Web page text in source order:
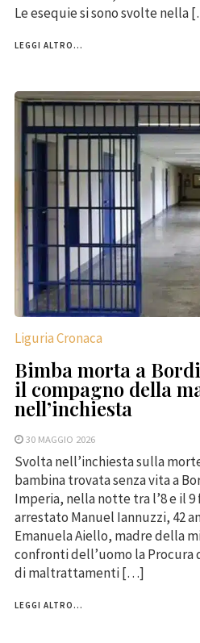
Le esequie si sono svolte nella
LEGGI ALTRO...
Liguria Cronaca
Bimba morta a
il compagno della
nell’inchiesta
30 MAGGIO 2026
Svolta nell’inchiesta sulla
bambina trovata senza vita a
Imperia, nella notte tra l’8 e il 9
arrestato Manuel Iannuzzi, 42
Emanuela Aiello, madre della
confronti dell’uomo la
di maltrattamenti […]
LEGGI ALTRO...